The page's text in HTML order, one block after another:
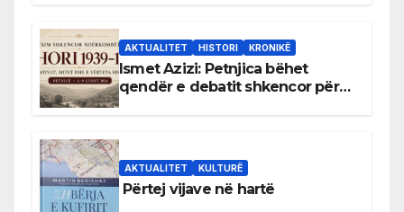
AKTUALITET HISTORI KRONIKË
Ismet Azizi: Petnjica bëhet
qendër e debatit shkencor për
AKTUALITET KULTURË
Përtej vijave në hartë